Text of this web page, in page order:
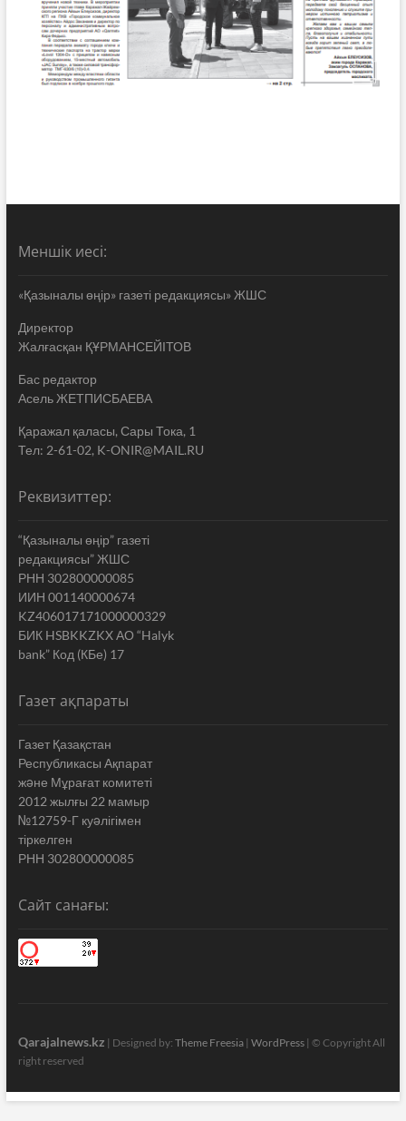
Меншік иесі:
«Қазыналы өңір» газеті редакциясы» ЖШС
Директор
Жалғасқан ҚҰРМАНСЕЙІТОВ
Бас редактор
Асель ЖЕТПИСБАЕВА
Қаражал қаласы, Сары Тока, 1
Тел: 2-61-02, K-ONIR@MAIL.RU
Реквизиттер:
“Қазыналы өңір” газеті
редакциясы” ЖШС
РНН 302800000085
ИИН 001140000674
KZ406017171000000329
БИК HSBKKZKX АО “Halyk
bank” Код (КБе) 17
Газет ақпараты
Газет Қазақстан
Республикасы Ақпарат
жəне Мұрағат комитеті
2012 жылғы 22 мамыр
№12759-Г куəлігімен
тіркелген
РНН 302800000085
Сайт санағы:
Qarajalnews.kz | Designed by: Theme Freesia| WordPress| © Copyright All
right reserved